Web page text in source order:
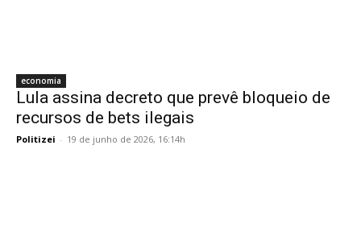
economia
Lula assina decreto que prevê bloqueio de
recursos de bets ilegais
Politizei - 19 de junho de 2026, 16:14h